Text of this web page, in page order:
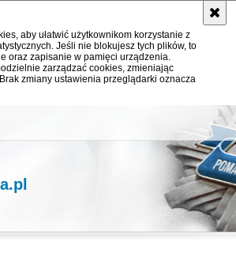
aby ułatwić użytkownikom korzystanie z
Jeśli nie blokujesz tych plików, to
oraz zapisanie w pamięci urządzenia.
zarządzać cookies, zmieniając
zmiany ustawienia przeglądarki oznacza